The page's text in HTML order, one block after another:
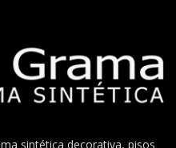
sintética decorativa, pisos